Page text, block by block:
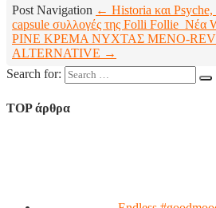
Post Navigation ← Historia και Psyche,
capsule συλλογές της Folli Follie Nέα
PINE ΚΡΕΜΑ ΝΥΧΤΑΣ MENO-
ALTERNATIVE →
Search for:
TOP άρθρα